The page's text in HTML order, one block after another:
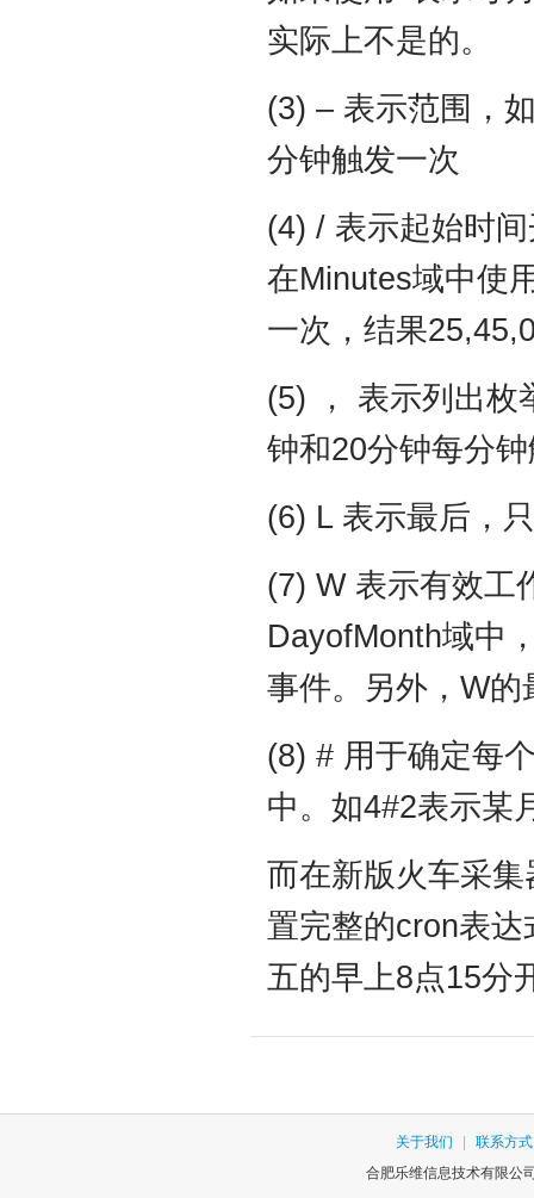
实际上不是的。
(3) – 表示范围，
分钟触发一次
(4) / 表示起始时
在Minutes域中使
一次，结果
(5) ， 表示列出枚
钟和20分钟每分
(6) L 表示最后，
(7) W 表示有效工
DayofMonth域中
事件。另外，W
(8) # 用于确定每
中。如4#2表示某
而在新版火车采
置完整的cron表
五的早上8点15分
关于我们
联系方式
合肥乐维信息技术有限公